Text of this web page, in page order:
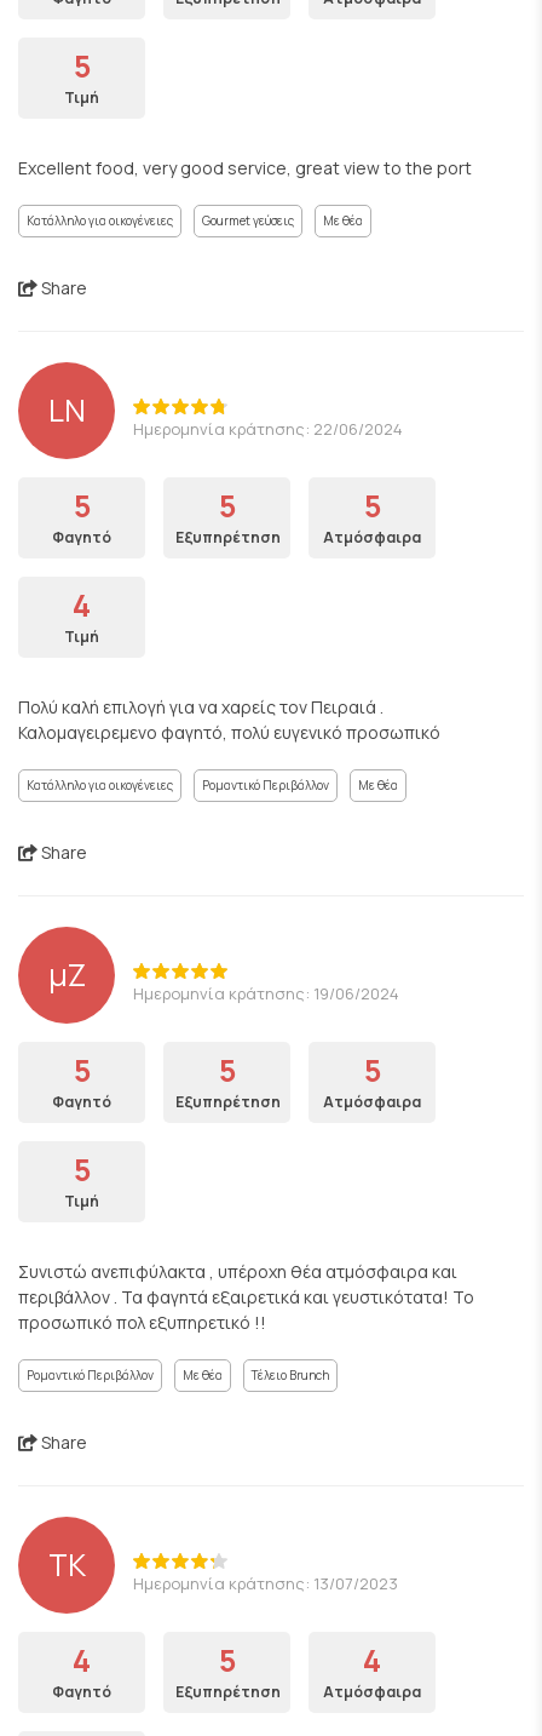
5
Τιμή
Excellent food, very good service, great view to the port
Κατάλληλο για οικογένειες Gourmet γεύσεις Με θέα
Share
LN Ημερομηνία κράτησης: 22/06/2024
5
Φαγητό
5
Εξυπηρέτηση
5
Ατμόσφαιρα
4
Τιμή
Πολύ καλή επιλογή για να χαρείς τον Πειραιά .
Καλομαγειρεμενο φαγητό, πολύ ευγενικό προσωπικό
Κατάλληλο για οικογένειες Ρομαντικό Περιβάλλον Με θέα
Share
μΖ Ημερομηνία κράτησης: 19/06/2024
5
Φαγητό
5
Εξυπηρέτηση
5
Ατμόσφαιρα
5
Τιμή
Συνιστώ ανεπιφύλακτα , υπέροχη θέα ατμόσφαιρα και
περιβάλλον . Τα φαγητά εξαιρετικά και γευστικότατα! Το
προσωπικό πολ εξυπηρετικό !!
Ρομαντικό Περιβάλλον Με θέα Τέλειο Brunch
Share
ΤΚ Ημερομηνία κράτησης: 13/07/2023
4
Φαγητό
5
Εξυπηρέτηση
4
Ατμόσφαιρα